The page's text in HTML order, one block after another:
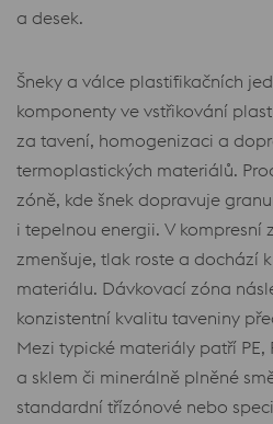
a desek.
Šneky a válce plastifikačních
komponenty ve vstřikování
za tavení, homogenizaci a
termoplastických materiálů.
zóně, kde šnek dopravuje
i tepelnou energii. V kompresní
zmenšuje, tlak roste a dochází
materiálu. Dávkovací zóna
konzistentní kvalitu taveniny
Mezi typické materiály patří PE,
a sklem či minerálně plněné
standardní třízónové nebo